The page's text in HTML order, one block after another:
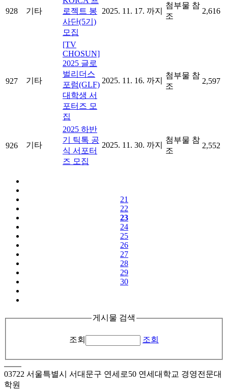
928 기타
로젝트 봉
사단(5기)
모집
2025. 11. 17. 까지
첨부물 참
조
2,616
927 기타
[TV
CHOSUN]
2025 글로
벌리더스
포럼(GLF)
대학생 서
포터즈 모
집
2025. 11. 16. 까지
첨부물 참
조
2,597
926 기타
2025 하반
기 틱톡 공
식 서포터
즈 모집
2025. 11. 30. 까지
첨부물 참
조
2,552
21
22
23
24
25
26
27
28
29
30
게시물 검색
조회 조회
03722 서울특별시 서대문구 연세로50 연세대학교 경영전문대
학원